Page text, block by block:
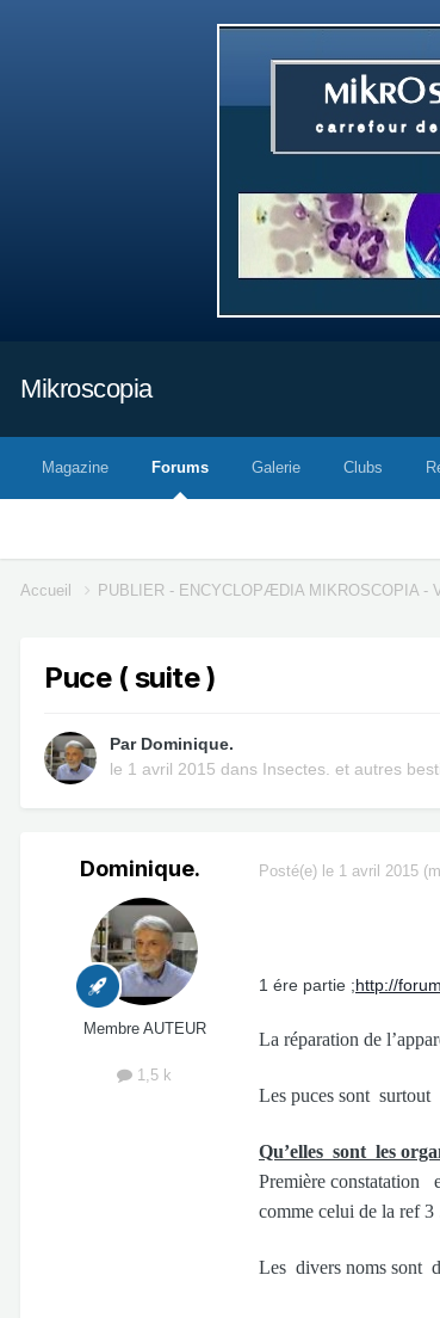
Mikroscopia
Magazine Forums Galerie Clubs
Accueil PUBLIER - ENCYCLOPÆDIA MIKROSCOPIA -
Puce ( suite )
Par Dominique.
le 1 avril 2015 dans Insectes. et autres
Dominique.
Membre AUTEUR
1,5 k
Posté(e) le 1 avril 2015
1 ére partie ;http://
La réparation de
Les puces sont
Qu’elles sont les
Première constatation
comme celui de la ref 3
Les divers noms sont